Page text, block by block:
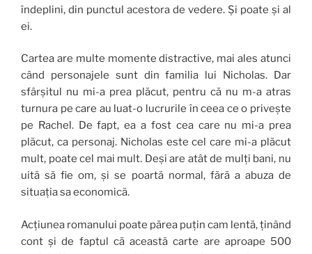
îndeplini, din punctul acestora de vedere. Și poate și al
ei.
Cartea are multe momente distractive, mai ales atunci
când personajele sunt din familia lui Nicholas. Dar
sfârșitul nu mi-a prea plăcut, pentru că nu m-a atras
turnura pe care au luat-o lucrurile în ceea ce o privește
pe Rachel. De fapt, ea a fost cea care nu mi-a prea
plăcut, ca personaj. Nicholas este cel care mi-a plăcut
mult, poate cel mai mult. Deși are atât de mulți bani, nu
uită să fie om, și se poartă normal, fără a abuza de
situația sa economică.
Acțiunea romanului poate părea puțin cam lentă, ținând
cont și de faptul că această carte are aproape 500